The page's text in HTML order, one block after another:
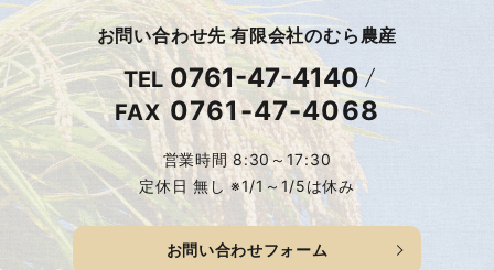
お問い合わせ先 有限会社のむら農産
TEL 0761-47-4140
FAX0761-47-4068
営業時間 8:30～17:30
定休日 無し ※1/1～1/5は休み
お問い合わせフォーム